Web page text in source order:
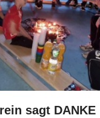
sagt DANKE